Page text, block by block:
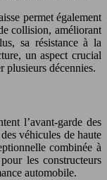
permet également
collision, améliorant
sa résistance à la
un aspect crucial
plusieurs décennies.
l’avant-garde des
véhicules de haute
combinée à
les constructeurs
automobile.